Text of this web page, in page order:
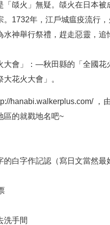
燄火」無疑。燄火在日本
。1732年，江戶城瘟疫流行
神舉行祭禮，趕走惡靈，
大會」：—秋田縣的「全國花
花火大會」。
hanabi.walkerplus.com/ ，
區的就戳地名吧~
白字作記認（寫日文當然最
洗手間